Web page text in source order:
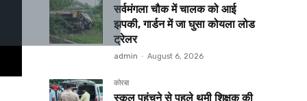
सर्वमंगला चौक में चालक को आई
झपकी, गार्डन में जा घुसा कोयला लोड
ट्रेलर
admin - August 6, 2026
कोरबा
स्कूल पहुंचने से पहले थमी शिक्षक की